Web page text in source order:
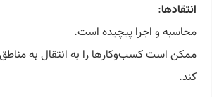
انتقادها:
محاسبه و اجرا پیچیده است.
ممکن است کسب‌وکارها را به انتقال به
کند.